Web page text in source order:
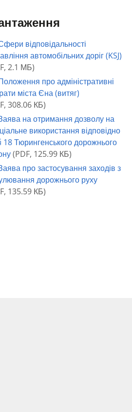
відповідальності
автомобільних доріг (KSJ)
, 2.1 МБ)
про адміністративні
міста Єна (витяг)
, 308.06 КБ)
на отримання дозволу на
використання відповідно
18 Тюрингенського дорожнього
(PDF, 125.99 КБ)
про застосування заходів з
дорожнього руху
, 135.59 КБ)